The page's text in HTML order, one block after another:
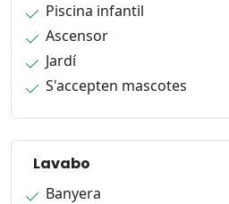
Piscina infantil
Ascensor
Jardí
S'accepten mascotes
Lavabo
Banyera